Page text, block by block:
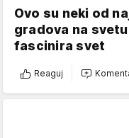
Ovo su neki od
gradova na
fascinira svet
Reaguj